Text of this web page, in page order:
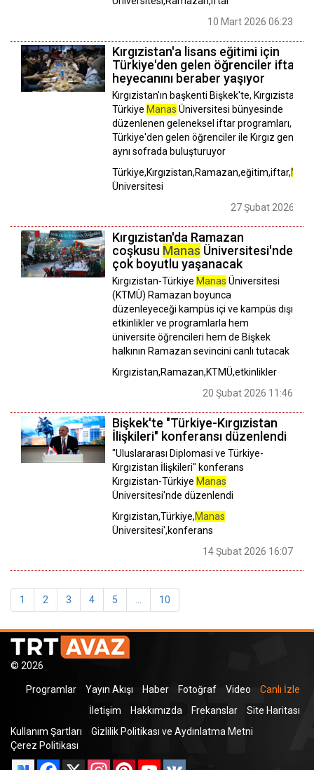
10 Mart 2026 06:23
Kırgızistan'a lisans eğitimi için
Türkiye'den gelen öğrenciler iftar
heyecanını beraber yaşıyor
Kırgızistan'ın başkenti Bişkek'te, Kırgızistan-
Türkiye Manas Üniversitesi bünyesinde
düzenlenen geleneksel iftar programları,
Türkiye'den gelen öğrenciler ile Kırgız gençleri
aynı sofrada buluşturuyor
Türkiye,Kırgızistan,Ramazan,eğitim,iftar,
Üniversitesi
27 Şubat 2026
Kırgızistan'da Ramazan
coşkusu Manas Üniversitesi'nde
çok boyutlu yaşanacak
Kırgızistan-Türkiye Manas Üniversitesi
(KTMÜ) Ramazan boyunca
düzenleyeceği kampüs içi ve kampüs dışı
etkinlikler ve programlarla hem
üniversite öğrencileri hem de Bişkek
halkının Ramazan sevincini canlı tutacak
Kırgızistan,Ramazan,KTMÜ,etkinlikler
20 Şubat 2026 11:46
Bişkek'te "Türkiye-Kırgızistan
İlişkileri" konferansı düzenlendi
"Uluslararası Diplomasi ve Türkiye-
Kırgızistan İlişkileri" konferans
Kırgızistan-Türkiye Manas
Üniversitesi'nde düzenlendi
Kırgızistan,Türkiye,Manas
Üniversitesi',konferans
14 Şubat 2026 16:07
1 2 3 4 5 ... 10
© 2026
Programlar Yayın Akışı Haber Fotoğraf Video
Canlı İzle
İletişim
Hakkımızda Frekanslar
Site Haritası
Kullanım Şartları
Gizlilik Politikası ve Aydınlatma Metni
Çerez Politikası
Facebook
X InstagramPinterestYouTube